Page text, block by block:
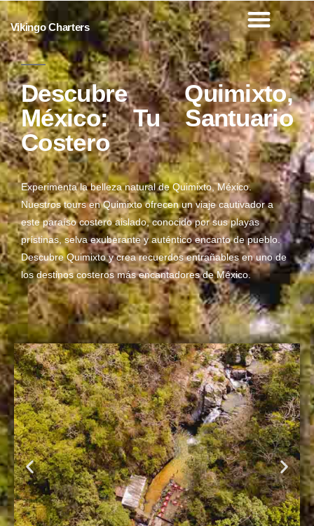
Vikingo Charters
Descubre Quimixto,
México: Tu Santuario
Costero
Experimenta la belleza natural de Quimixto, México.
Nuestros tours en Quimixto ofrecen un viaje cautivador a
este paraíso costero aislado, conocido por sus playas
prístinas, selva exuberante y auténtico encanto de pueblo.
Descubre Quimixto y crea recuerdos entrañables en uno de
los destinos costeros más encantadores de México.